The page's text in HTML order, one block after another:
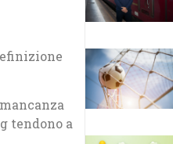
tendono a